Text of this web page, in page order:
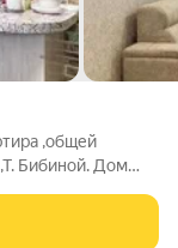
,общей
Бибиной. Дом